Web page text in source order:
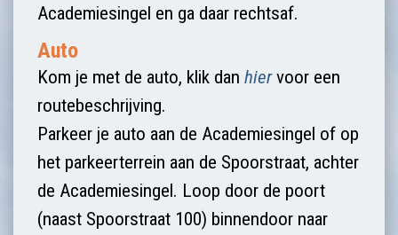
Academiesingel en ga daar rechtsaf.
Auto
Kom je met de auto, klik dan hiervoor een
routebeschrijving.
Parkeer je auto aan de Academiesingel of op
het parkeerterrein aan de Spoorstraat, achter
de Academiesingel. Loop door de poort
(naast Spoorstraat 100) binnendoor naar